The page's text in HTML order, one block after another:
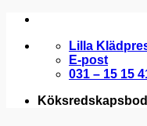
Skip
content
Lilla
E-post
031 – 15 15